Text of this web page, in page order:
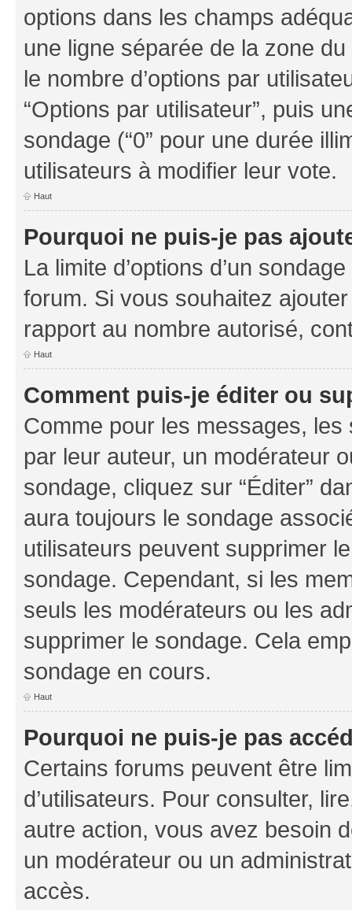
options dans les champs
une ligne séparée de la zone
le nombre d’options par
“Options par utilisateur”, puis
sondage (“0” pour une durée
utilisateurs à modifier leur vote.
Haut
Pourquoi ne puis-je pas
La limite d’options d’un
forum. Si vous souhaitez
rapport au nombre autorisé,
Haut
Comment puis-je éditer ou
Comme pour les messages,
par leur auteur, un modérateur
sondage, cliquez sur “Éditer”
aura toujours le sondage
utilisateurs peuvent supprimer
sondage. Cependant, si les
seuls les modérateurs ou les
supprimer le sondage. Cela
sondage en cours.
Haut
Pourquoi ne puis-je pas
Certains forums peuvent être
d’utilisateurs. Pour consulter,
autre action, vous avez besoin
un modérateur ou un
accès.